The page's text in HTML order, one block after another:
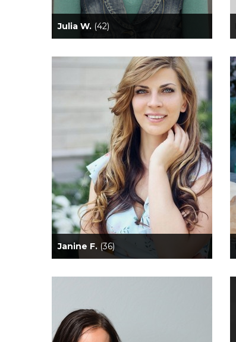
Julia W. (42)
Janine F. (36)